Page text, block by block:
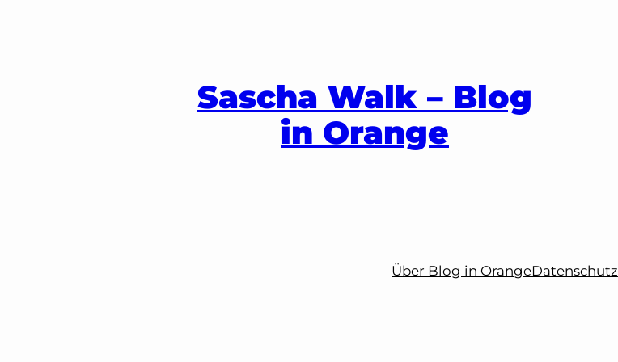
Sascha Walk – Blog
in Orange
Über Blog in OrangeDatenschutz